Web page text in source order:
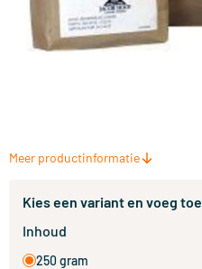
Meer productinformatie
Kies een variant en voeg toe
Inhoud
250 gram